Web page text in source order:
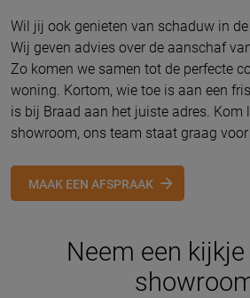
Wil jij ook genieten van schaduw in
Wij geven advies over de aanschaf
Zo komen we samen tot de perfecte
woning. Kortom, wie toe is aan een
is bij Braad aan het juiste adres. Kom
showroom, ons team staat graag
MAAK EEN AFSPRAAK
Neem een